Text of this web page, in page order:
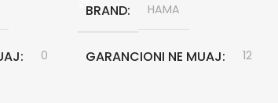
0
BRAND HAMA
GARANCIONI NE MUAJ 12